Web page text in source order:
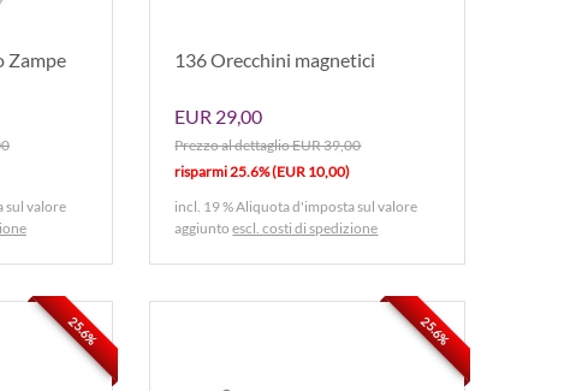
Zampe
sul valore
136 Orecchini magnetici
EUR 29,00
Prezzo al dettaglio EUR 39,00
risparmi 25.6% (EUR 10,00)
incl. 19 % Aliquota d'imposta sul valore
aggiuntoescl. costi di spedizione
25.6% 25.6%